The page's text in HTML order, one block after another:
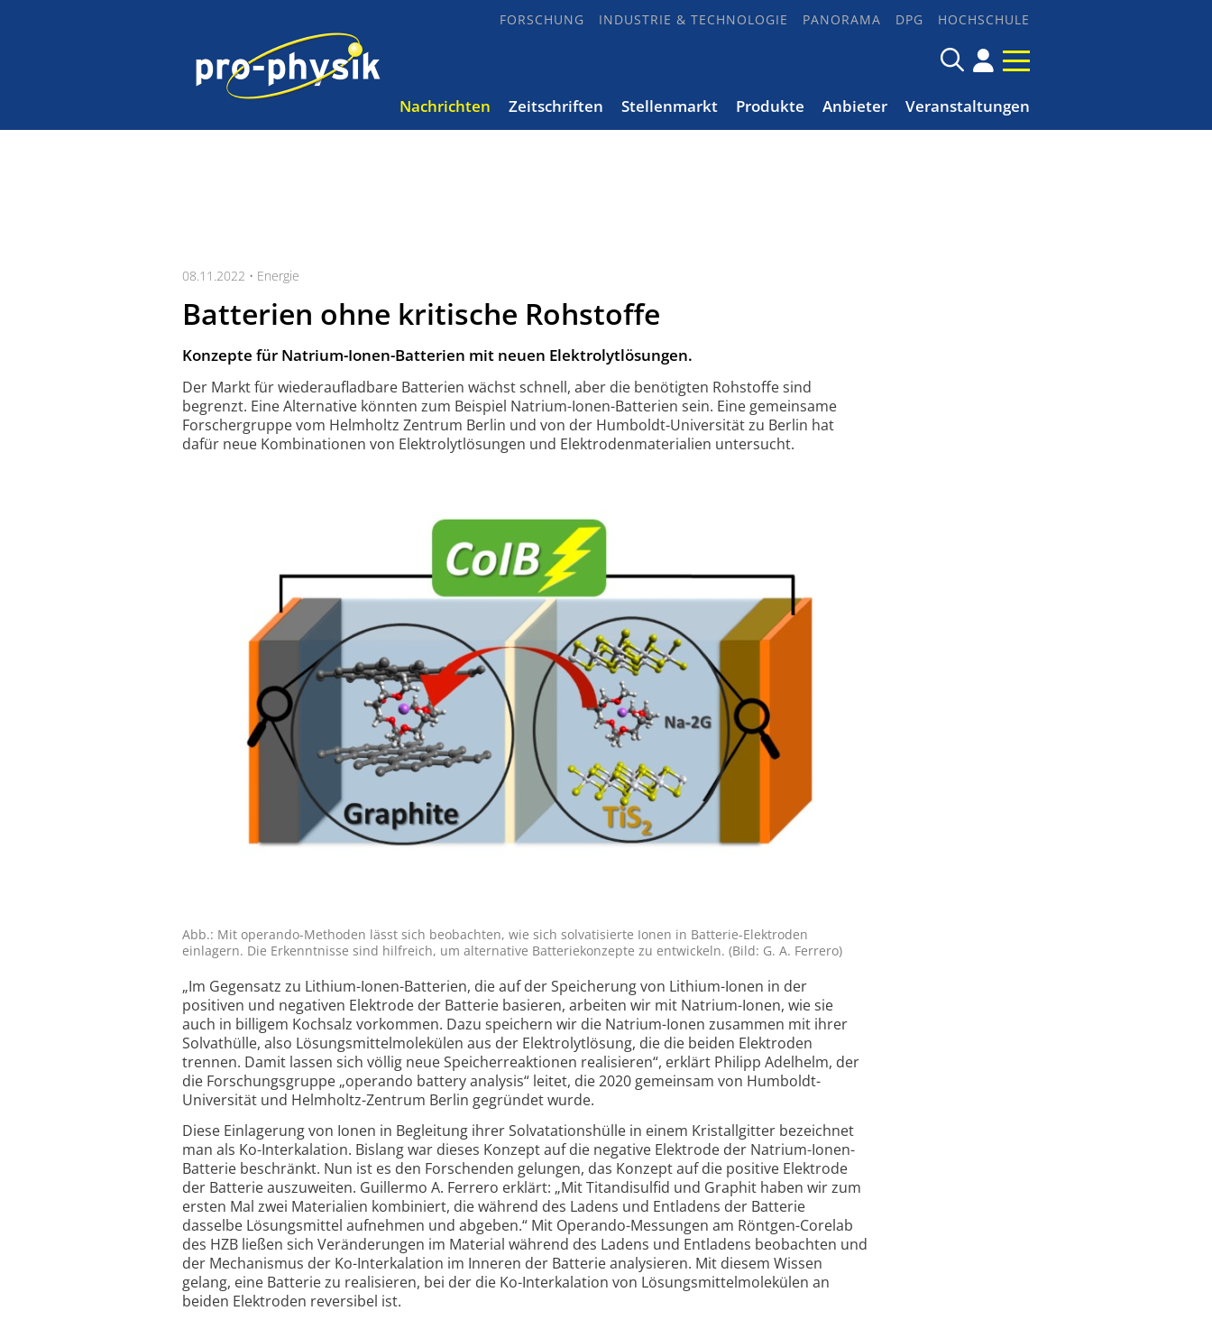
FORSCHUNG INDUSTRIE & TECHNOLOGIE PANORAMA DPG HOCHSCHULE
Nachrichten Zeitschriften Stellenmarkt Produkte Anbieter Veranstaltungen
08.11.2022 • Energie
Batterien ohne kritische Rohstoffe
Konzepte für Natrium-Ionen-Batterien mit neuen Elektrolytlösungen.
Der Markt für wieder­aufladbare Batterien wächst schnell, aber die benötigten Rohstoffe sind
begrenzt. Eine Alternative könnten zum Beispiel Natrium-Ionen-Batterien sein. Eine gemeinsame
Forschergruppe vom Helmholtz Zentrum Berlin und von der Humboldt-Universität zu Berlin hat
dafür neue Kombinationen von Elektrolyt­lösungen und Elektroden­materialien untersucht.
Abb.: Mit operando-Methoden lässt sich beobachten, wie sich solvatisierte Ionen in Batterie-Elektroden
einlagern. Die Erkenntnisse sind hilfreich, um alternative Batterie­konzepte zu entwickeln. (Bild: G. A. Ferrero)
„Im Gegensatz zu Lithium-Ionen-Batterien, die auf der Speicherung von Lithium-Ionen in der
positiven und negativen Elektrode der Batterie basieren, arbeiten wir mit Natrium-Ionen, wie sie
auch in billigem Kochsalz vorkommen. Dazu speichern wir die Natrium-Ionen zusammen mit ihrer
Solvathülle, also Lösungsmittel­molekülen aus der Elektrolytlösung, die die beiden Elektroden
trennen. Damit lassen sich völlig neue Speicher­reaktionen realisieren“, erklärt Philipp Adelhelm, der
die Forschungs­gruppe „operando battery analysis“ leitet, die 2020 gemeinsam von Humboldt-
Universität und Helmholtz-Zentrum Berlin gegründet wurde.
Diese Einlagerung von Ionen in Begleitung ihrer Solvatations­hülle in einem Kristallgitter bezeichnet
man als Ko-Interkalation. Bislang war dieses Konzept auf die negative Elektrode der Natrium-Ionen-
Batterie beschränkt. Nun ist es den Forschenden gelungen, das Konzept auf die positive Elektrode
der Batterie auszuweiten. Guillermo A. Ferrero erklärt: „Mit Titandisulfid und Graphit haben wir zum
ersten Mal zwei Materialien kombiniert, die während des Ladens und Entladens der Batterie
dasselbe Lösungs­mittel aufnehmen und abgeben.“ Mit Operando-Messungen am Röntgen-Corelab
des HZB ließen sich Verän­derungen im Material während des Ladens und Entladens beobachten und
der Mechanismus der Ko-Interkalation im Inneren der Batterie analysieren. Mit diesem Wissen
gelang, eine Batterie zu realisieren, bei der die Ko-Interkalation von Lösungsmittel­molekülen an
beiden Elektroden reversibel ist.